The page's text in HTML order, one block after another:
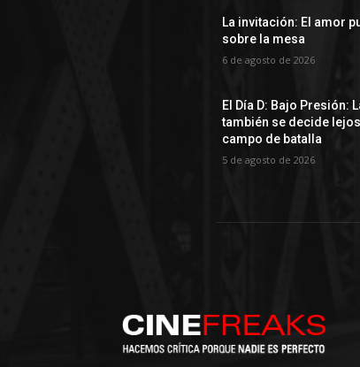
La invitación: El amor
sobre la mesa
6 de agosto de 2026
El Día D: Bajo Presión:
también se decide
campo de batalla
5 de agosto de 2026